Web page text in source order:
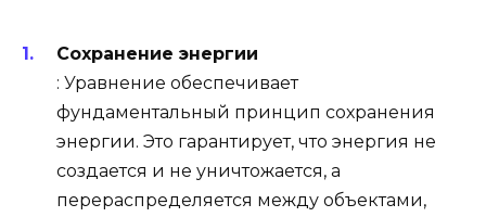
Сохранение энергии
: Уравнение обеспечивает
фундаментальный принцип сохранения
энергии. Это гарантирует, что энергия не
создается и не уничтожается, а
перераспределяется между объектами,